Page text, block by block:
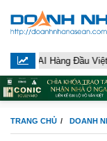
Đầu Việt Nam sắp
TRANG CHỦ DOANH